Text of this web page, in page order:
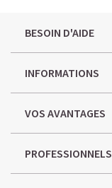
BESOIN D'AIDE
INFORMATIONS
VOS AVANTAGES
PROFESSIONNELS